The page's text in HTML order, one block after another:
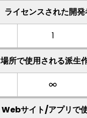
ライセンスされた開
1
場所で使用される派生
Webサイト/アプリで